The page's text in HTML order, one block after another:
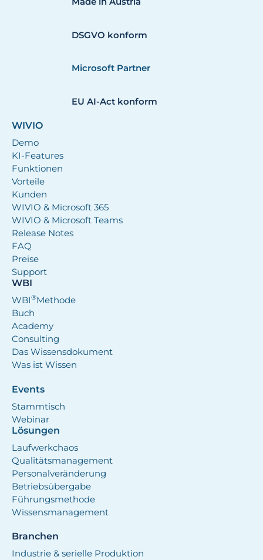
DSGVO konform
Microsoft Partner
EU AI-Act konform
WIVIO
Demo
KI-Features
Funktionen
Vorteile
Kunden
WIVIO & Microsoft 365
WIVIO & Microsoft Teams
Release Notes
FAQ
Preise
Support
WBI
WBI®Methode
Buch
Academy
Consulting
Das Wissensdokument
Was ist Wissen
Events
Stammtisch
Webinar
Lösungen
Laufwerkchaos
Qualitätsmanagement
Personalveränderung
Betriebsübergabe
Führungsmethode
Wissensmanagement
Branchen
Industrie & serielle Produktion